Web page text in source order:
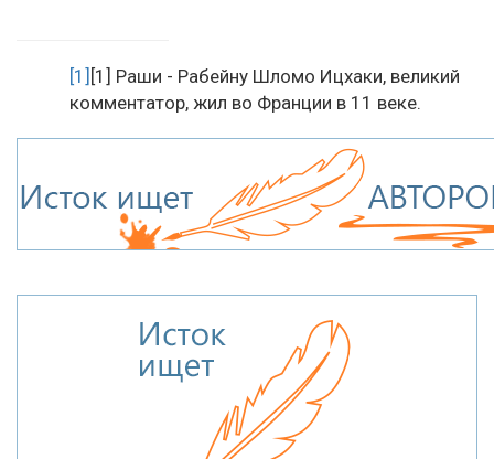
[1] [1] Раши - Рабейну Шломо Ицхаки, великий
комментатор, жил во Франции в 11 веке.